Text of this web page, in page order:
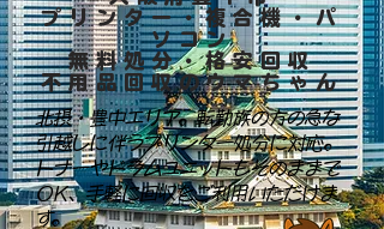
プリンター・複合機・パ
ソコン
無料処分・格安回収
不用品回収のウマちゃん
北摂・豊中エリア。転勤族の方の急な
引越しに伴うプリンター処分に対応。
トナーやドラムユニットもそのままで
OK、手軽に回収をご利用いただけま
す。